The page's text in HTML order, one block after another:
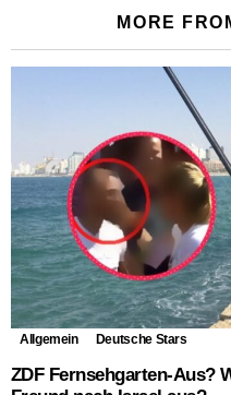
MORE
Allgemein Deutsche Stars
ZDF Fernsehgarten-Aus?